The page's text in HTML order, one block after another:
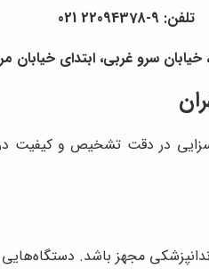
تلفن: 9-22094378 021
ابتدای خیابان مروارید،
در دقت تشخیص و کیفیت